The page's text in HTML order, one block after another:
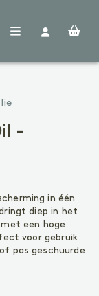
-
in één
diep in het
een hoge
voor gebruik
pas geschuurde